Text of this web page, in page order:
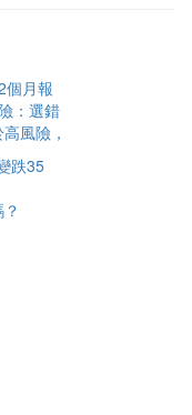
個月報
：選錯
風險，
跌35